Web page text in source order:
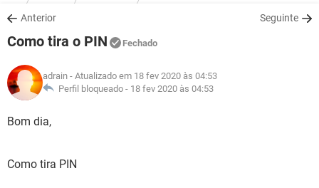
OUTLOOK
INSTAGRAM
GUIA DE COMPRAS
JOGOS
INSTAGRAM GMAIL
GUIA DE COMPRAS
DOWNLOADS
JOGOS
CELULAR
OUTLOOK EXCEL
INSTAGRAM
JOGOS WHATSAPP
CELULAR
OUTLOOK
GLOSSÁRIO
JOGOS
OUTLOOK
Anterior Seguinte
Como tira o PIN Fechado
adrain - Atualizado em 18 fev 2020 às 04:53
Perfil bloqueado - 18 fev 2020 às 04:53
Bom dia,
Como tira PIN